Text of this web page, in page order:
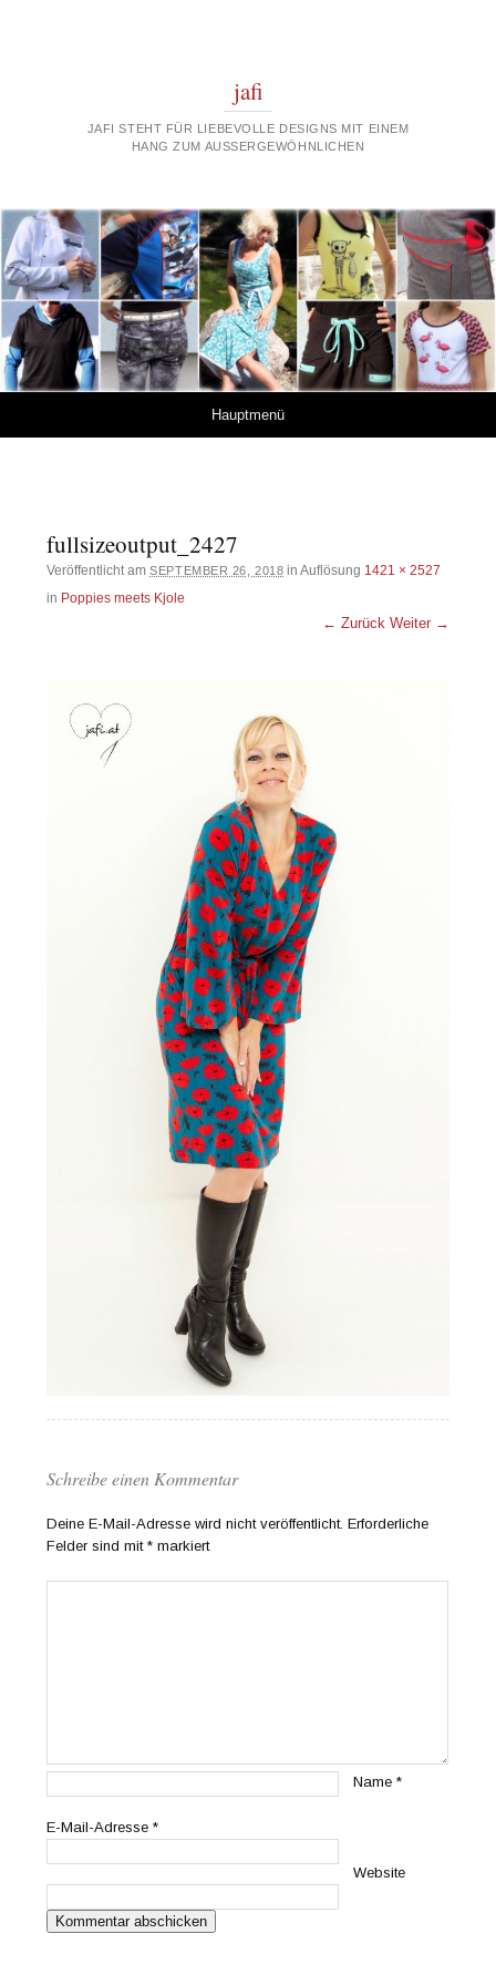
jafi
JAFI STEHT FÜR LIEBEVOLLE DESIGNS MIT EINEM
HANG ZUM AUSSERGEWÖHNLICHEN
Hauptmenü
fullsizeoutput_2427
Veröffentlicht amSEPTEMBER 26, 2018 in Auflösung 1421 × 2527
in Poppies meets Kjole
← Zurück Weiter →
Schreibe einen Kommentar
Deine E-Mail-Adresse wird nicht veröffentlicht. Erforderliche
Felder sind mit* markiert
Name*
E-Mail-Adresse*
Website